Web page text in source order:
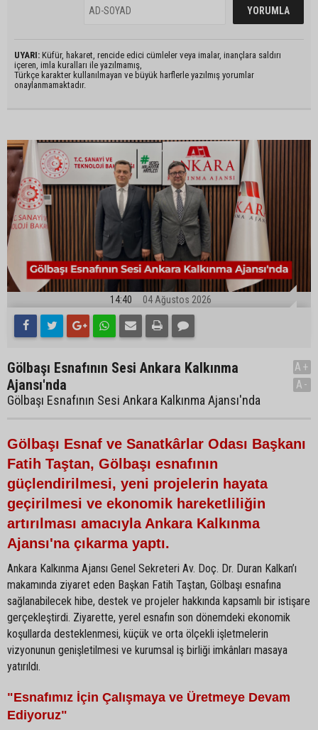
UYARI: Küfür, hakaret, rencide edici cümleler veya imalar, inançlara saldırı
içeren, imla kuralları ile yazılmamış,
Türkçe karakter kullanılmayan ve büyük harflerle yazılmış yorumlar
onaylanmamaktadır.
14:40 04 Ağustos 2026
Gölbaşı Esnafının Sesi Ankara Kalkınma
Ajansı'nda
Gölbaşı Esnafının Sesi Ankara Kalkınma Ajansı'nda
A+
A-
Gölbaşı Esnaf ve Sanatkârlar Odası Başkanı
Fatih Taştan, Gölbaşı esnafının
güçlendirilmesi, yeni projelerin hayata
geçirilmesi ve ekonomik hareketliliğin
artırılması amacıyla Ankara Kalkınma
Ajansı'na çıkarma yaptı.
Ankara Kalkınma Ajansı Genel Sekreteri Av. Doç. Dr. Duran Kalkan’ı
makamında ziyaret eden Başkan Fatih Taştan, Gölbaşı esnafına
sağlanabilecek hibe, destek ve projeler hakkında kapsamlı bir istişare
gerçekleştirdi. Ziyarette, yerel esnafın son dönemdeki ekonomik
koşullarda desteklenmesi, küçük ve orta ölçekli işletmelerin
vizyonunun genişletilmesi ve kurumsal iş birliği imkânları masaya
yatırıldı.
"Esnafımız İçin Çalışmaya ve Üretmeye Devam
Ediyoruz"